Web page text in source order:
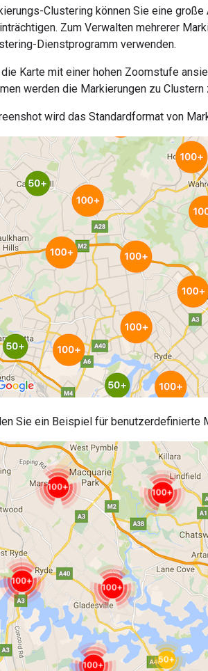
Clustering können Sie eine
Zum Verwalten mehrerer
Dienstprogramm verwenden.
die Karte mit einer hohen Zoomstufe
werden die Markierungen zu
wird das Standardformat von
Sie ein Beispiel für benutzerdefinierte